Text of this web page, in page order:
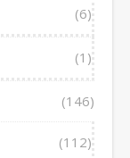
(6)
(1)
(146)
(112)